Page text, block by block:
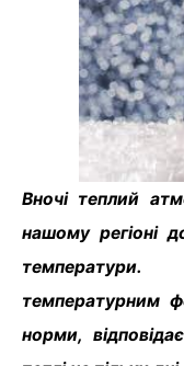
Вночі теплий
нашому регіоні
температурним
норми,